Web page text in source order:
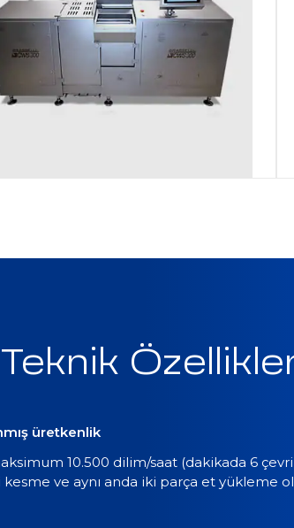
Teknik
üretkenlik
10.500 dilim/saat (dakikada 6
ve aynı anda iki parça et yükleme